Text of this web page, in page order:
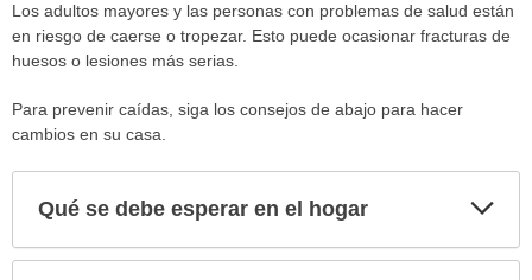
Los adultos mayores y las personas con problemas de salud están
en riesgo de caerse o tropezar. Esto puede ocasionar fracturas de
huesos o lesiones más serias.
Para prevenir caídas, siga los consejos de abajo para hacer
cambios en su casa.
Qué se debe esperar en el hogar